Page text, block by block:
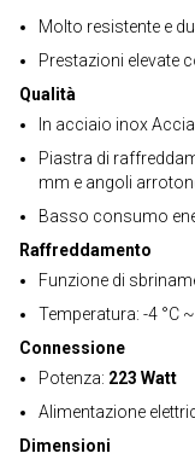
Molto resistente e
Prestazioni elevate
Qualità
In acciaio inox
Piastra di
mm e angoli
Basso consumo
Raffreddamento
Funzione di
Temperatura: -4 °C
Connessione
Potenza: 223 Watt
Alimentazione
Dimensioni